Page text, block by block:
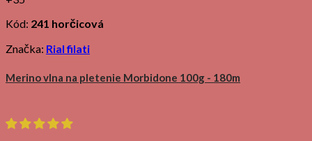
Kód: 241 horčicová
Značka: Rial filati
Merino vlna na pletenie Morbidone 100g - 180m